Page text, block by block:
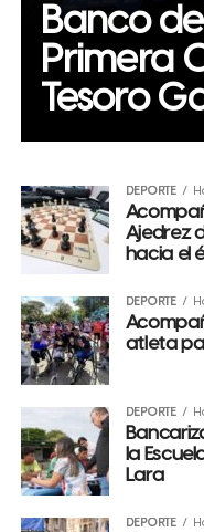
Banco
Primera
Tesoro
DEPORTE
Ajedrez
hacia el
DEPORTE
atleta
DEPORTE
la
Lara
DEPORTE